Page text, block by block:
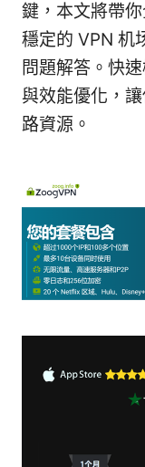
鍵，本文將帶
穩定的 VPN 机
問題解答。快
與效能優化，
路資源。